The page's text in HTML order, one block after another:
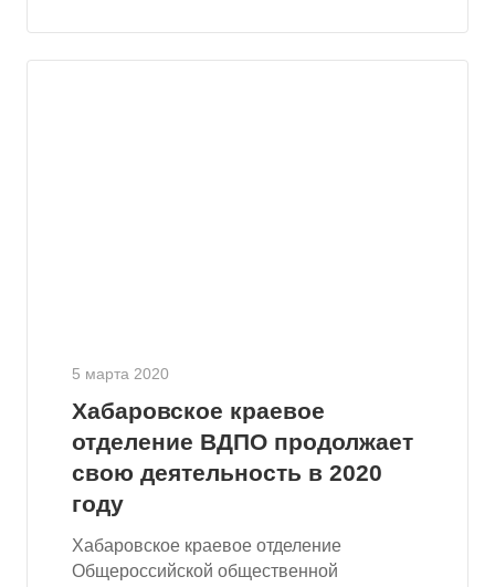
5 марта 2020
Хабаровское краевое
отделение ВДПО продолжает
свою деятельность в 2020
году
Хабаровское краевое отделение
Общероссийской общественной